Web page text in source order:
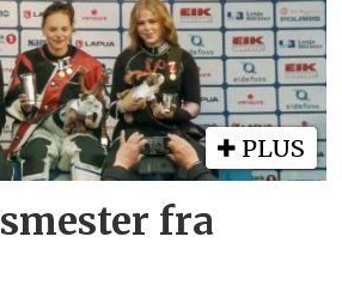
PLUS
fra